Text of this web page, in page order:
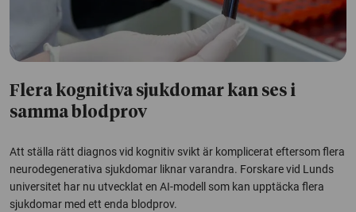
Flera kognitiva sjukdomar kan ses i
samma blodprov
Att ställa rätt diagnos vid kognitiv svikt är komplicerat eftersom flera
neurodegenerativa sjukdomar liknar varandra. Forskare vid Lunds
universitet har nu utvecklat en AI-modell som kan upptäcka flera
sjukdomar med ett enda blodprov.